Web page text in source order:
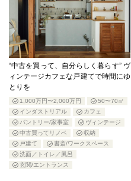
“中古を買って、自分らしく暮らす” ヴ
ィンテージカフェな戸建てで時間にゆ
とりを
1,000万円〜2,000万円
50〜70㎡
インダストリアル
カフェ
パントリー/家事室
ヴィンテージ
中古買ってリノベ
収納
戸建て
書斎/ワークスペース
洗面／トイレ／風呂
玄関/エントランス